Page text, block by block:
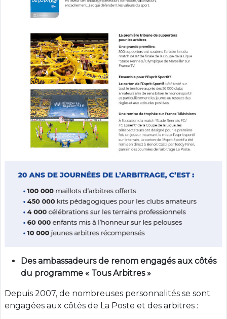
Des ambassadeurs de renom engagés aux côtés
du programme « Tous Arbitres »
Depuis 2007, de nombreuses personnalités se sont
engagées aux côtés de La Poste et des arbitres :